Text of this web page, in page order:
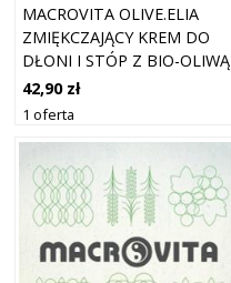
MACROVITA OLIVE.ELIA
ZMIĘKCZAJĄCY KREM DO
DŁONI I STÓP Z BIO-OLIWĄ
I OLEJEM ZE SŁODKICH
MIGDAŁÓW 100ML
42,90 zł
1 oferta